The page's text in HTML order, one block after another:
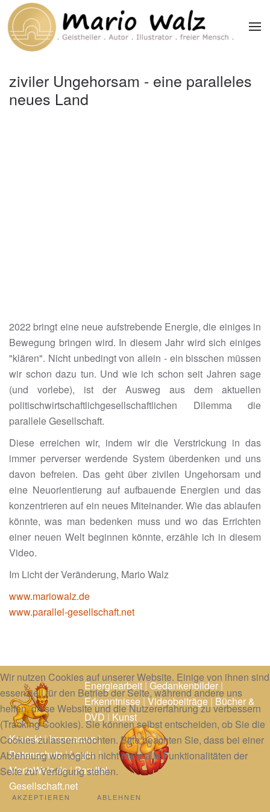
Zum Hauptinhalt springen
ziviler Ungehorsam - eine paralleles
neues Land
2022 bringt eine neue aufstrebende Energie, die einiges in
Bewegung bringen wird. In diesem Jahr wird sich einiges
"klären". Nicht unbedingt von allein - ein bisschen müssen
wir schon dazu tun. Und wie ich schon seit Jahren sage
(und vorlebe), ist der Ausweg aus dem aktuellen
politischwirtschaftlichgesellschaftlichen Dilemma die
parallele Gesellschaft.
Diese erreichen wir, indem wir die Verstrickung in das
immer perverser werdende System überdenken und uns
davon befreien. Das geht über zivilen Ungehorsam und
eine Neuorientierung auf aufbauende Energien und das
konzentrieren auf ein neues Miteinander. Wie das ablaufen
könnte, was man bedenken muss und wo das Errichten
einer neuen Welt beginnen könnte, erzähle ich in diesem
Video.
Im Licht der Veränderung, Mario Walz
www.mariowalz.de
www.parallel-gesellschaft.net
Energiearbeit|Gedankenbilder|
Erkenntnisse|Videobeiträge|Bücher &
DVD|Kunst
Kontakt|Impressum|
Datenschutz|Login|
MarioWalz.de|Parallel-
Gesellschaft.net
Wir nutzen Cookies auf unserer Website. Einige von ihnen sind
essenziell für den Betrieb der Seite, während andere uns
helfen, diese Website und die Nutzererfahrung zu verbessern
(Tracking Cookies). Sie können selbst entscheiden, ob Sie die
Cookies zulassen möchten. Bitte beachten Sie, dass bei einer
Ablehnung womöglich nicht mehr alle Funktionalitäten der
Seite zur Verfügung stehen.
AKZEPTIEREN ABLEHNEN